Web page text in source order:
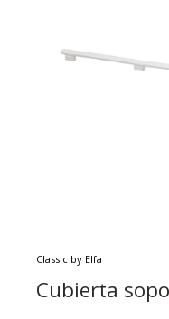
Classic by Elfa
Cubierta